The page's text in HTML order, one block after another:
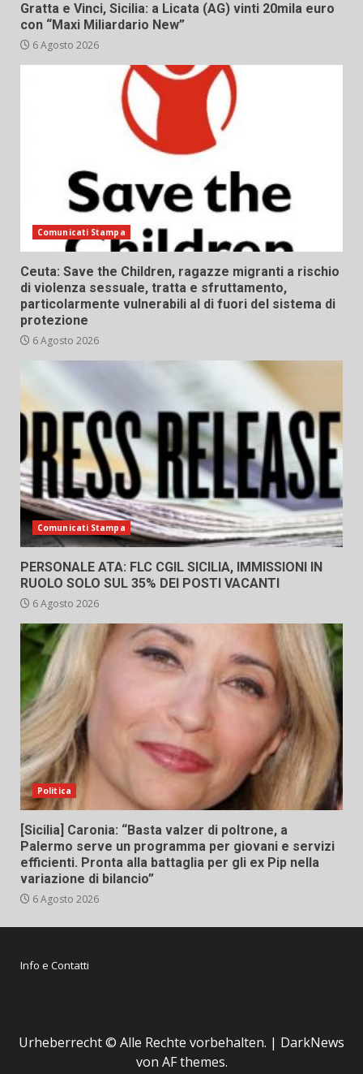
Gratta e Vinci, Sicilia: a Licata (AG) vinti 20mila euro
con “Maxi Miliardario New”
6 Agosto 2026
Comunicati Stampa
Ceuta: Save the Children, ragazze migranti a rischio
di violenza sessuale, tratta e sfruttamento,
particolarmente vulnerabili al di fuori del sistema di
protezione
6 Agosto 2026
Comunicati Stampa
PERSONALE ATA: FLC CGIL SICILIA, IMMISSIONI IN
RUOLO SOLO SUL 35% DEI POSTI VACANTI
6 Agosto 2026
Politica
[Sicilia] Caronia: “Basta valzer di poltrone, a
Palermo serve un programma per giovani e servizi
efficienti. Pronta alla battaglia per gli ex Pip nella
variazione di bilancio”
6 Agosto 2026
Info e Contatti
Urheberrecht © Alle Rechte vorbehalten. | DarkNews
von AF themes.